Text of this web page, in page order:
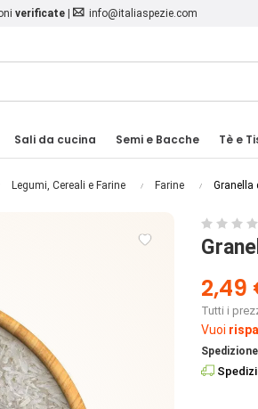
verificate info@italiaspezie.com
Sali da cucina Semi e Bacche Tè e
Legumi, Cereali e Farine Farine Granella

2,49
Tutti i
Vuoi